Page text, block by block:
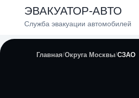
ЭВАКУАТОР-АВТО
Служба эвакуации автомобилей
Главная Округа Москвы СЗАО